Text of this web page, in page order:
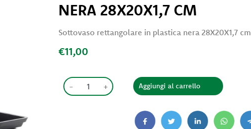
NERA 28X20X1,7 CM
Sottovaso rettangolare in plastica nera 28X20X1,7 cm
€11,00
- +